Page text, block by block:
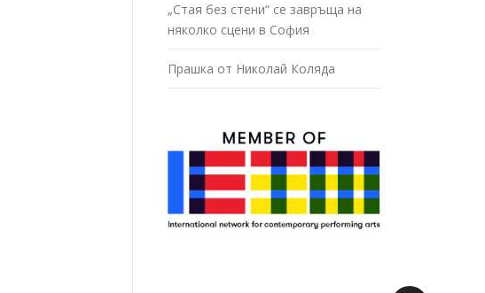
„Стая без стени“ се завръща на
няколко сцени в София
Прашка от Николай Коляда